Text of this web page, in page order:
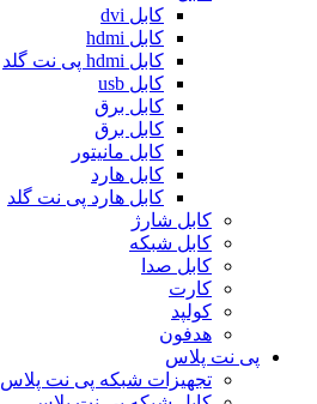
کابل dvi
کابل hdmi
کابل hdmi پی نت گلد
کابل usb
کابل برق
کابل برق
کابل مانیتور
کابل هارد
کابل هارد پی نت گلد
کابل شارژ
کابل شبکه
کابل صدا
کارت
کولپد
هدفون
پی نت پلاس
تجهیزات شبکه پی نت پلاس